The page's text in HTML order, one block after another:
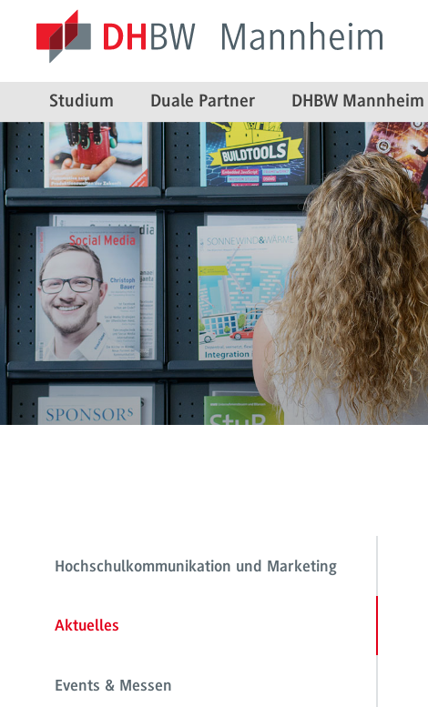
Studium Duale Partner DHBW Mannheim
Hochschulkommunikation und Marketing
Aktuelles
Events & Messen